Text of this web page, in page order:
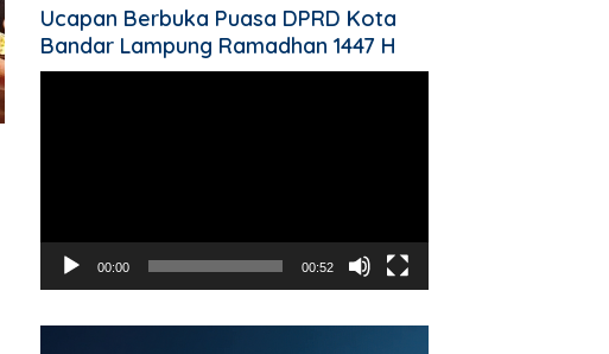
Ucapan Berbuka Puasa DPRD Kota
Bandar Lampung Ramadhan 1447 H
00:00 00:52